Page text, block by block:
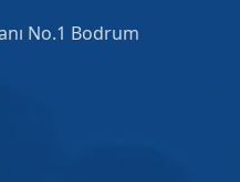
No.1 Bodrum